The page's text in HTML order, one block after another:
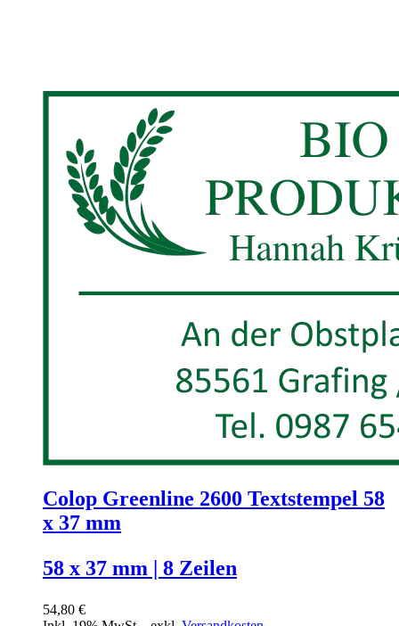
Colop Greenline 2600 Textstempel 58
x 37 mm
58 x 37 mm | 8 Zeilen
54,80 €